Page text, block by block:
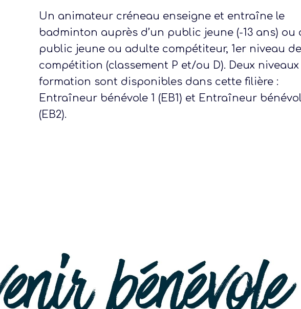
Un animateur créneau enseigne et entraîne le
badminton auprès d’un public jeune (-13 ans) ou
public jeune ou adulte compétiteur, 1er niveau de
compétition (classement P et/ou D). Deux
formation sont disponibles dans cette filière :
Entraîneur bénévole 1 (EB1) et Entraîneur
(EB2).